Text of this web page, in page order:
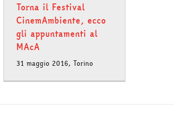
Torna il Festival
CinemAmbiente, ecco
gli appuntamenti al
MAcA
31 maggio 2016, Torino